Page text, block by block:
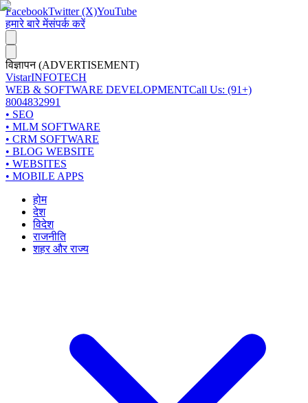
FacebookTwitter (X)YouTube
हमारे बारे मेंसंपर्क करें
विज्ञापन (ADVERTISEMENT)
VistarINFOTECH
WEB & SOFTWARE DEVELOPMENTCall Us: (91+)
8004832991
• SEO
• MLM SOFTWARE
• CRM SOFTWARE
• BLOG WEBSITE
• WEBSITES
• MOBILE APPS
होम
देश
विदेश
राजनीति
शहर और राज्य